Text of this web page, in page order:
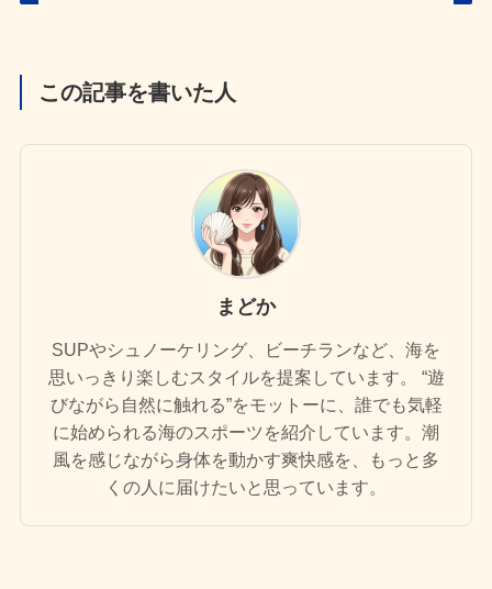
この記事を書いた人
まどか
SUPやシュノーケリング、ビーチランなど、海を
思いっきり楽しむスタイルを提案しています。 “遊
びながら自然に触れる”をモットーに、誰でも気軽
に始められる海のスポーツを紹介しています。潮
風を感じながら身体を動かす爽快感を、もっと多
くの人に届けたいと思っています。